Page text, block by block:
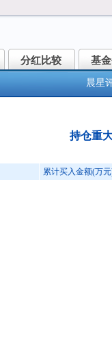
分红比较
分红比较 基
基金
晨星
持仓重
累计买入金额(万